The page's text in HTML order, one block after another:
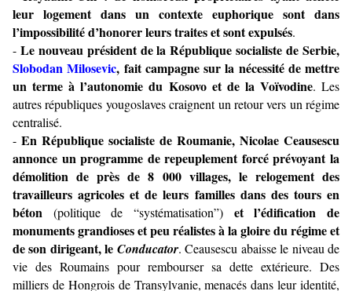
leur logement dans un contexte euphorique sont dans
l’impossibilité d’honorer leurs traites et sont expulsés.
- Le nouveau président de la République socialiste de Serbie,
Slobodan Milosevic, fait campagne sur la nécessité de mettre
un terme à l’autonomie du Kosovo et de la Voïvodine. Les
autres républiques yougoslaves craignent un retour vers un régime
centralisé.
- En République socialiste de Roumanie, Nicolae Ceausescu
annonce un programme de repeuplement forcé prévoyant la
démolition de près de 8 000 villages, le relogement des
travailleurs agricoles et de leurs familles dans des tours en
béton (politique de “systématisation”) et l’édification de
monuments grandioses et peu réalistes à la gloire du régime et
de son dirigeant, le Conducator. Ceausescu abaisse le niveau de
vie des Roumains pour rembourser sa dette extérieure. Des
milliers de Hongrois de Transylvanie, menacés dans leur identité,